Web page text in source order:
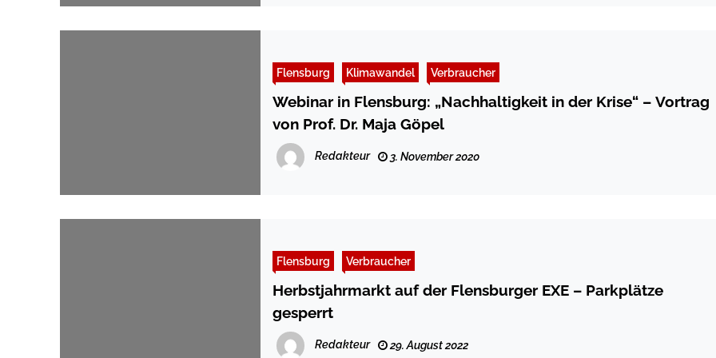
Flensburg Klimawandel Verbraucher
Webinar in Flensburg: „Nachhaltigkeit in der Krise“ – Vortrag
von Prof. Dr. Maja Göpel
Redakteur 3. November 2020
Flensburg Verbraucher
Herbstjahrmarkt auf der Flensburger EXE – Parkplätze
gesperrt
Redakteur 29. August 2022